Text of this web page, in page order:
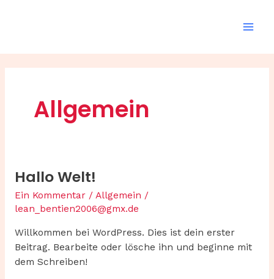
Allgemein
Hallo Welt!
Ein Kommentar / Allgemein /
lean_bentien2006@gmx.de
Willkommen bei WordPress. Dies ist dein erster
Beitrag. Bearbeite oder lösche ihn und beginne mit
dem Schreiben!
Hallo